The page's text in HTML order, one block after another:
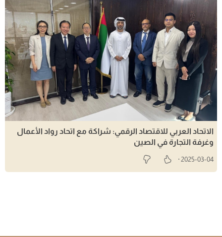
الاتحاد العربي للاقتصاد الرقمي: شراكة مع اتحاد رواد الأعمال
وغرفة التجارة في الصين
2025-03-04